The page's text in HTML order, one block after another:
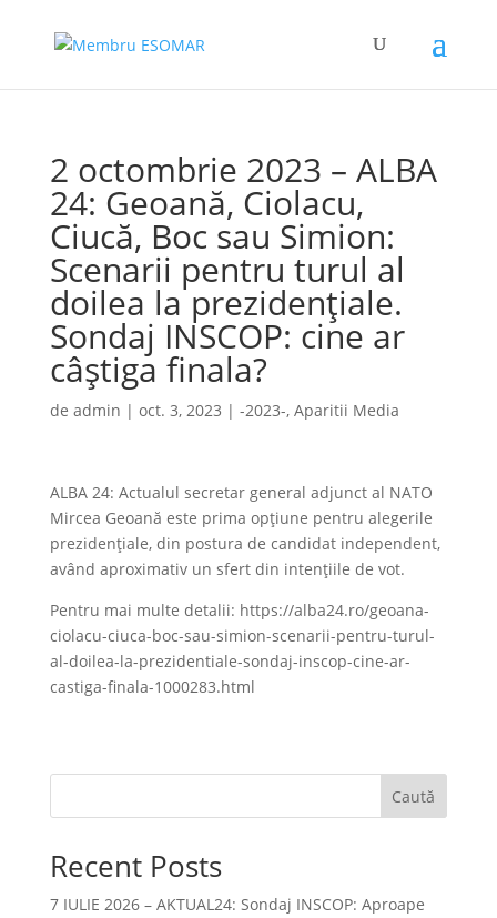
2 octombrie 2023 – ALBA
24: Geoană, Ciolacu,
Ciucă, Boc sau Simion:
Scenarii pentru turul al
doilea la prezidențiale.
Sondaj INSCOP: cine ar
câștiga finala?
de admin | oct. 3, 2023 | -2023-, Aparitii Media
ALBA 24: Actualul secretar general adjunct al NATO
Mircea Geoană este prima opţiune pentru alegerile
prezidenţiale, din postura de candidat independent,
având aproximativ un sfert din intenţiile de vot.
Pentru mai multe detalii: https://alba24.ro/geoana-
ciolacu-ciuca-boc-sau-simion-scenarii-pentru-turul-
al-doilea-la-prezidentiale-sondaj-inscop-cine-ar-
castiga-finala-1000283.html
Caută
Recent Posts
7 IULIE 2026 – AKTUAL24: Sondaj INSCOP: Aproape